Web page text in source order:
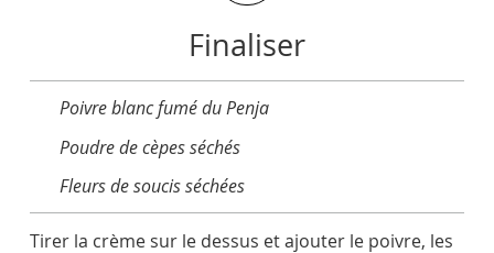
Finaliser
Poivre blanc fumé du Penja
Poudre de cèpes séchés
Fleurs de soucis séchées
Tirer la crème sur le dessus et ajouter le poivre, les